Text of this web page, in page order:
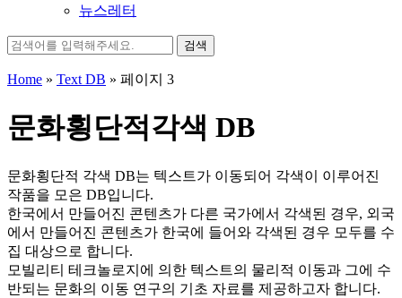
뉴스레터
검
Home » Text DB » 페이지 3
문화횡단적각색 DB
문화횡단적 각색 DB는 텍스트가 이동되어 각색이 이루어진
작품을 모은 DB입니다.
한국에서 만들어진 콘텐츠가 다른 국가에서 각색된 경우, 외국
에서 만들어진 콘텐츠가 한국에 들어와 각색된 경우 모두를 수
집 대상으로 합니다.
모빌리티 테크놀로지에 의한 텍스트의 물리적 이동과 그에 수
반되는 문화의 이동 연구의 기초 자료를 제공하고자 합니다.